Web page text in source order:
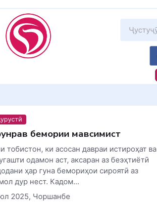
бемории мавсимист
тобистон, ки асосан давраи истироҳат ва
одамон аст, аксаран аз беэҳтиётӣ
ҳар гуна бемориҳои сироятӣ аз
дур нест. Кадом...
2025, Чоршанбе